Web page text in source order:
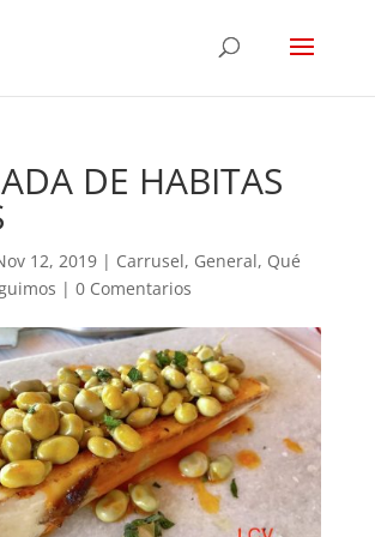
DE HABITAS
12, 2019| Carrusel, General, Qué
| 0 Comentarios